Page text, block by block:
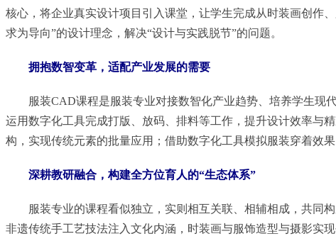
核心，将企业真实设计项目引入课堂，让学生完成从时装画创作
求为导向”的设计理念，解决“设计与实践脱节”的问题。
拥抱数智变革，适配产业发展的需要
服装CAD课程是服装专业对接数智化产业趋势、培养学生现
运用数字化工具完成打版、放码、排料等工作，提升设计效率与
构，实现传统元素的批量应用；借助数字化工具模拟服装穿着效
深耕教研融合，构建全方位育人的“生态体系”
服装专业的课程看似独立，实则相互关联、相辅相成，共
非遗传统手工艺技法注入文化内涵，时装画与服饰造型与摄影实